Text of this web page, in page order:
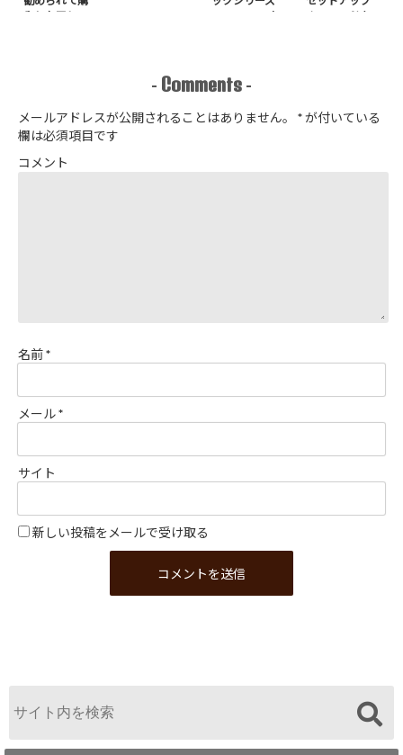
入したアレ
no.8272) か
アップジャケ
ットを作りま
＋スヌードを1
- Comments -
メールアドレスが公開されることはありません。 *が付いている
欄は必須項目です
コメント
名前*
メール*
サイト
新しい投稿をメールで受け取る